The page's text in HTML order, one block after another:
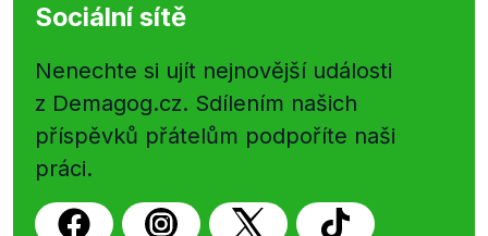
Sociální sítě
Nenechte si ujít nejnovější události
z Demagog.cz. Sdílením našich
příspěvků přátelům podpoříte naši
práci.